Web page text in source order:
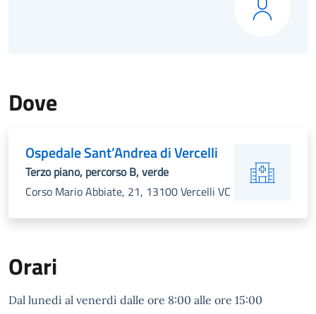
Dove
Ospedale Sant’Andrea di Vercelli
Terzo piano, percorso B, verde
Corso Mario Abbiate, 21, 13100 Vercelli VC
Orari
Dal lunedì al venerdì dalle ore 8:00 alle ore 15:00